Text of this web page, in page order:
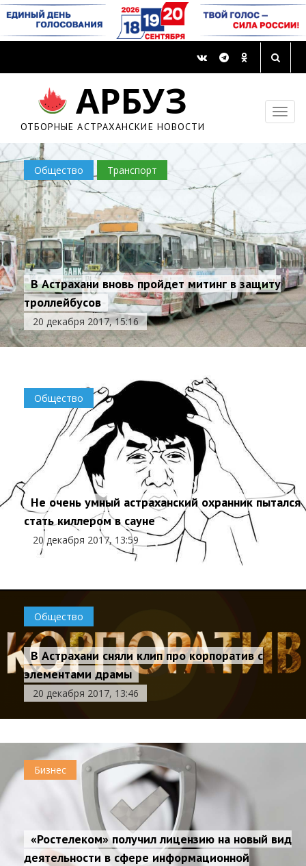
АРБУЗ
ОТБОРНЫЕ АСТРАХАНСКИЕ НОВОСТИ
Общество Транспорт
В Астрахани вновь пройдет митинг в защиту
троллейбусов
20 декабря 2017, 15:16
Общество
Не очень умный астраханский охранник пытался
стать киллером в сауне
20 декабря 2017, 13:59
Общество
В Астрахани сняли клип про корпоратив с
элементами драмы
20 декабря 2017, 13:46
Бизнес
«Ростелеком» получил лицензию на новый вид
деятельности в сфере информационной